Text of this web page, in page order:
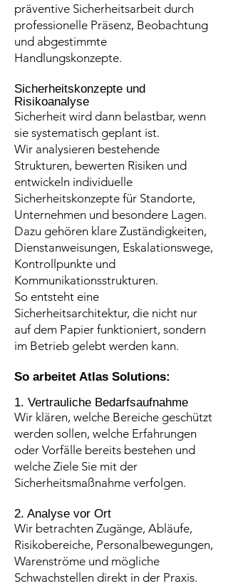
präventive Sicherheitsarbeit durch
professionelle Präsenz, Beobachtung
und abgestimmte
Handlungskonzepte.
Sicherheitskonzepte und
Risikoanalyse
Sicherheit wird dann belastbar, wenn
sie systematisch geplant ist.
Wir analysieren bestehende
Strukturen, bewerten Risiken und
entwickeln individuelle
Sicherheitskonzepte für Standorte,
Unternehmen und besondere Lagen.
Dazu gehören klare Zuständigkeiten,
Dienstanweisungen, Eskalationswege,
Kontrollpunkte und
Kommunikationsstrukturen.
So entsteht eine
Sicherheitsarchitektur, die nicht nur
auf dem Papier funktioniert, sondern
im Betrieb gelebt werden kann.
So arbeitet Atlas Solutions:
1. Vertrauliche Bedarfsaufnahme
Wir klären, welche Bereiche geschützt
werden sollen, welche Erfahrungen
oder Vorfälle bereits bestehen und
welche Ziele Sie mit der
Sicherheitsmaßnahme verfolgen.
2. Analyse vor Ort
Wir betrachten Zugänge, Abläufe,
Risikobereiche, Personalbewegungen,
Warenströme und mögliche
Schwachstellen direkt in der Praxis.